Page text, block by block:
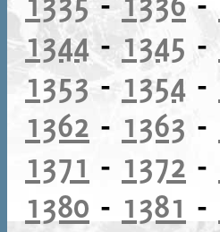
1344- 1345 -
1353 - 1354 -
1362 - 1363 -
1371 - 1372 -
1380 - 1381 -